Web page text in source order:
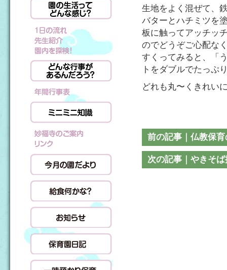
生地をよく混ぜて、
バターとハチミツを
板に触ってアッチッ
のでどうぞご心配な
すくってみると、「
トをダブルでたっぷ
どれも丸〜くきれい
前の記事｜仏教保育
次の記事｜やきそ